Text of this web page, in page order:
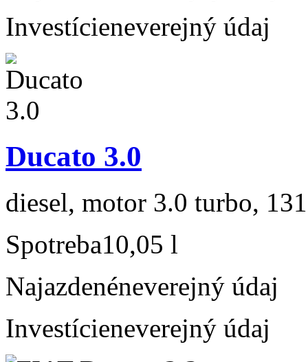
Investícieneverejný údaj
Ducato 3.0
diesel, motor 3.0 turbo,
Spotreba10,05 l
Najazdenéneverejný údaj
Investícieneverejný údaj